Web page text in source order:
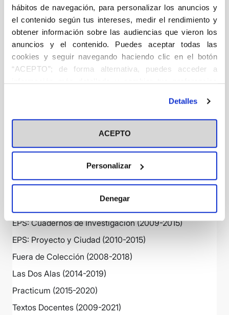
hábitos de navegación, para personalizar los anuncios y
el contenido según tus intereses, medir el rendimiento y
obtener información sobre las audiencias que vieron los
anuncios y el contenido. Puedes aceptar todas las
cookies y seguir navegando haciendo clic en el botón
“ACEPTO”; de forma alternativa, puedes acceder a
en el botón "Personalizar". Para más información puedes
visitar nuestra Política de Cookies
Detalles
ACEPTO
Personalizar
Denegar
Históricas
Albores (2001-2012)
Aula de Tauromaquia (2003-2015)
Biblioteca Básica (2010-2011)
2024)
Congreso Católicos y Vida Pública: Actas (1999-2024)
DSI (2011-2023)
EPS: Cuadernos de Docencia (2009-2015)
EPS: Cuadernos de Investigación (2009-2015)
EPS: Proyecto y Ciudad (2010-2015)
Fuera de Colección (2008-2018)
Las Dos Alas (2014-2019)
Practicum (2015-2020)
Textos Docentes (2009-2021)